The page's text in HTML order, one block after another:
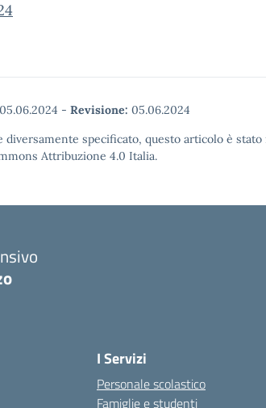
05.06.2024 - Revisione: 05.06.2024
diversamente specificato, questo articolo è
Attribuzione 4.0 Italia.
I Servizi
Personale scolastico
Famiglie e studenti